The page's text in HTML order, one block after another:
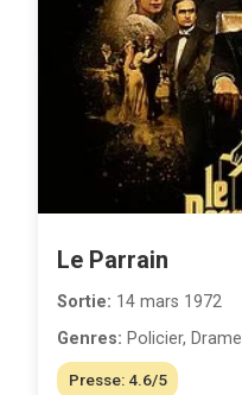
Le Parrain
Sortie: 14 mars 1972
Genres: Policier, Drame
Presse: 4.6/5